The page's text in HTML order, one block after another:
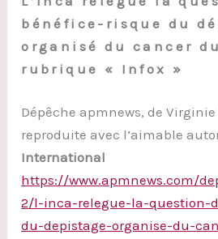
bénéfice-risque du
organisé du cancer
rubrique « Infox »
Dépêche apmnews, de
reproduite avec l’aimable
International
https://www.apmnews.com/
2/l-inca-relegue-la-question-
du-depistage-organise-du-